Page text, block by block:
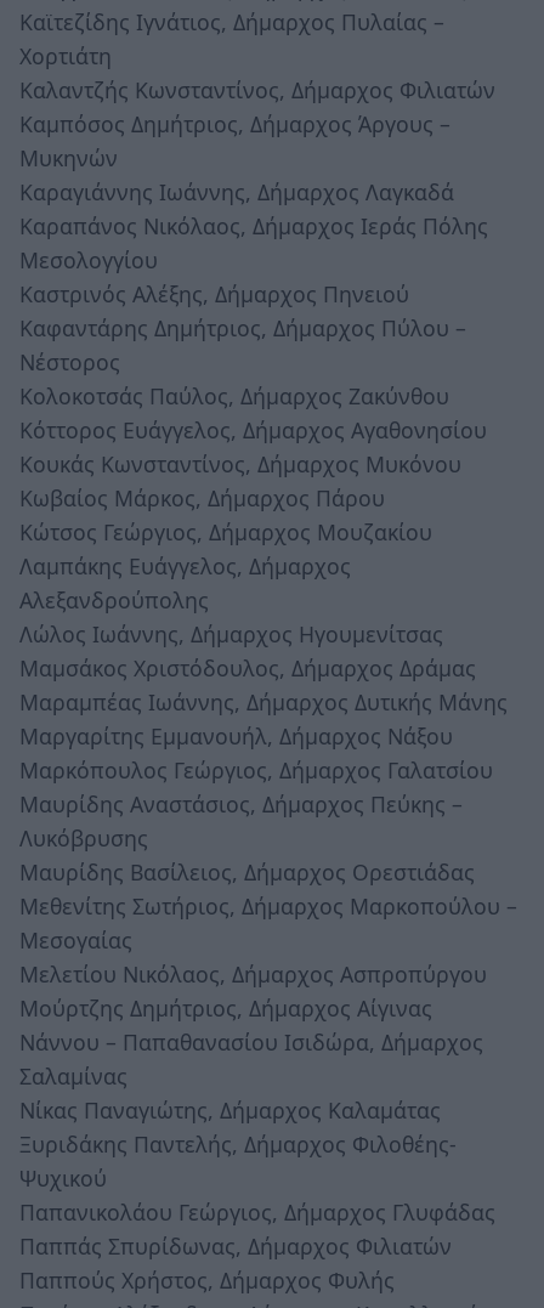
Καϊτεζίδης Ιγνάτιος, Δήμαρχος Πυλαίας –
Χορτιάτη
Καλαντζής Κωνσταντίνος, Δήμαρχος Φιλιατών
Καμπόσος Δημήτριος, Δήμαρχος Άργους –
Μυκηνών
Καραγιάννης Ιωάννης, Δήμαρχος Λαγκαδά
Καραπάνος Νικόλαος, Δήμαρχος Ιεράς Πόλης
Μεσολογγίου
Καστρινός Αλέξης, Δήμαρχος Πηνειού
Καφαντάρης Δημήτριος, Δήμαρχος Πύλου –
Νέστορος
Κολοκοτσάς Παύλος, Δήμαρχος Ζακύνθου
Κόττορος Ευάγγελος, Δήμαρχος Αγαθονησίου
Κουκάς Κωνσταντίνος, Δήμαρχος Μυκόνου
Κωβαίος Μάρκος, Δήμαρχος Πάρου
Κώτσος Γεώργιος, Δήμαρχος Μουζακίου
Λαμπάκης Ευάγγελος, Δήμαρχος
Αλεξανδρούπολης
Λώλος Ιωάννης, Δήμαρχος Ηγουμενίτσας
Μαμσάκος Χριστόδουλος, Δήμαρχος Δράμας
Μαραμπέας Ιωάννης, Δήμαρχος Δυτικής Μάνης
Μαργαρίτης Εμμανουήλ, Δήμαρχος Νάξου
Μαρκόπουλος Γεώργιος, Δήμαρχος Γαλατσίου
Μαυρίδης Αναστάσιος, Δήμαρχος Πεύκης –
Λυκόβρυσης
Μαυρίδης Βασίλειος, Δήμαρχος Ορεστιάδας
Μεθενίτης Σωτήριος, Δήμαρχος Μαρκοπούλου –
Μεσογαίας
Μελετίου Νικόλαος, Δήμαρχος Ασπροπύργου
Μούρτζης Δημήτριος, Δήμαρχος Αίγινας
Νάννου – Παπαθανασίου Ισιδώρα, Δήμαρχος
Σαλαμίνας
Νίκας Παναγιώτης, Δήμαρχος Καλαμάτας
Ξυριδάκης Παντελής, Δήμαρχος Φιλοθέης-
Ψυχικού
Παπανικολάου Γεώργιος, Δήμαρχος Γλυφάδας
Παππάς Σπυρίδωνας, Δήμαρχος Φιλιατών
Παππούς Χρήστος, Δήμαρχος Φυλής